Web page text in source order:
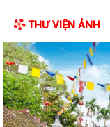
THƯ VIỆN ẢNH